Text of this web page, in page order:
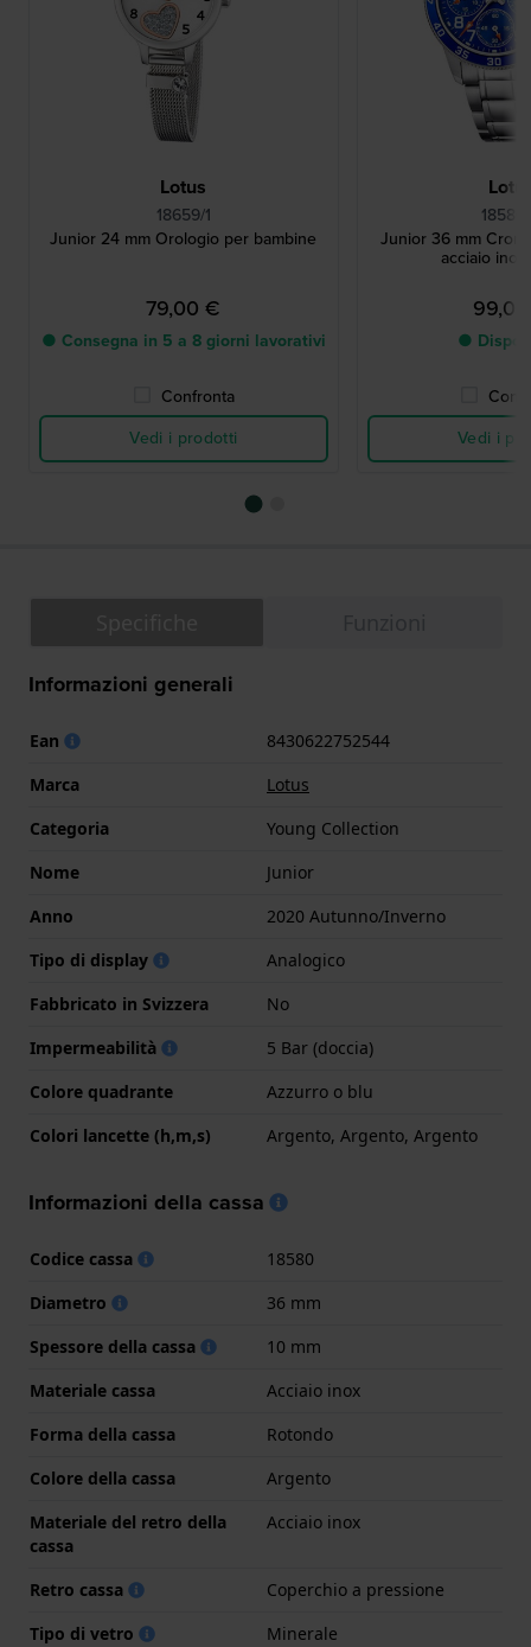
Lotus
18659/1
Junior 24 mm Orologio per bambine
79,00 €
● Consegna in 5 a 8 giorni lavorativi
Confronta
Vedi i prodotti
Junior 36 mm
acciaio
●
Vedi i
Informazioni generali
Ean
8430622752544
Marca
Lotus
Categoria
Young Collection
Nome
Junior
Anno
2020 Autunno/Inverno
Tipo di display
Analogico
Fabbricato in Svizzera
No
Impermeabilità
5 Bar (doccia)
Colore quadrante
Azzurro o blu
Colori lancette (h,m,s)
Argento, Argento, Argento
Informazioni della cassa
Codice cassa
18580
Diametro
36 mm
Spessore della cassa
10 mm
Materiale cassa
Acciaio inox
Forma della cassa
Rotondo
Colore della cassa
Argento
Materiale del retro della
cassa
Acciaio inox
Retro cassa
Coperchio a pressione
Tipo di vetro
Minerale